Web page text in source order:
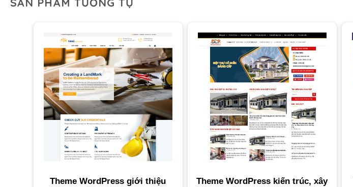
SẢN PHẨM TƯƠNG TỰ
Theme WordPress giới thiệu
Theme WordPress kiến trúc, xây